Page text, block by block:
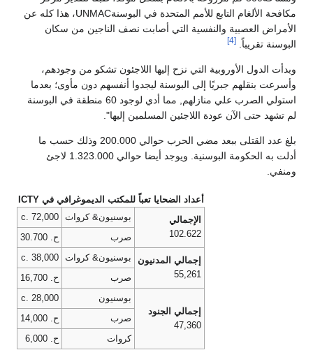
مكافحة الألغام التابع للأمم المتحدة في البوسنةUNMAC، هذا كله عن
الأمراض العصبية والنفسية التي أصابت نصف الناجين من سكان
البوسنة تقريباً.
[4]
وبدأت الدول الأوروبية التي نزح إليها اللاجئون تشكو من وجودهم،
وأسرعت بنقلهم جبريًا إلى البوسنة ليجدوا أنفسهم دون مأوى؛ بعدما
استولي الصرب علي منازلهم, مما أدي لوجود 60 منطقة في البوسنة
لم تشهد حتى الآن عودة اللاجئين المسلمين إليها".
بلغ عدد القتلى ببعد مضي الحرب حوالي 200.000 وذلك حسب ما
أدلت به الحكومة البوسنية. ويوجد أيضا حوالي 1.323.000 لاجئ
ومنفي.
أعداد الضحايا تعباً للمكتب الديموغرافي في ICTY
الإجمالي
102.622
بوسنيون& كروات c. 72,000
صرب
ح. 30.700
إجمالي المدنيون
55,261
بوسنيون& كروات c. 38,000
صرب
ح. 16,700
إجمالي الجنود
47,360
بوسنيون
c. 28,000
صرب
ح. 14,000
كروات
ح. 6,000